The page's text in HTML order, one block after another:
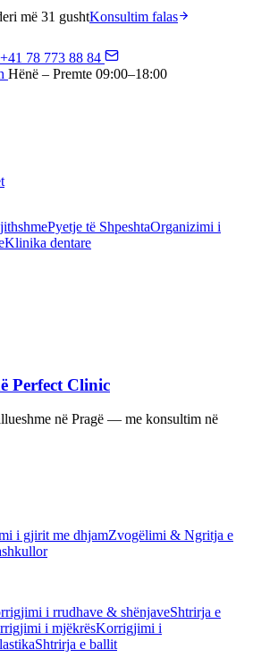
më 31 gushtKonsultim falas
+41 78 773 88 84
Hënë – Premte 09:00–18:00
Pyetje të ShpeshtaOrganizimi i
Klinika dentare
Perfect Clinic
në Pragë — me konsultim në
i gjirit me dhjamZvogëlimi & Ngritja e
i rrudhave & shënjaveShtrirja e
i mjëkrësKorrigjimi i
Shtrirja e ballit